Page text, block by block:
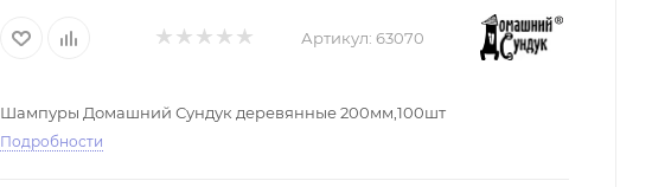
Артикул: 63070
Шампуры Домашний Сундук деревянные 200мм,100шт
Подробности